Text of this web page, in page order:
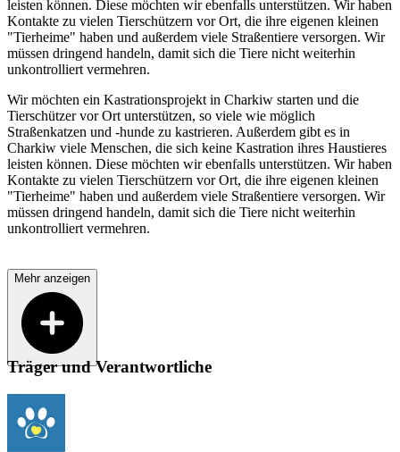
leisten können. Diese möchten wir ebenfalls unterstützen. Wir haben
Kontakte zu vielen Tierschützern vor Ort, die ihre eigenen kleinen
"Tierheime" haben und außerdem viele Straßentiere versorgen. Wir
müssen dringend handeln, damit sich die Tiere nicht weiterhin
unkontrolliert vermehren.
Wir möchten ein Kastrationsprojekt in Charkiw starten und die
Tierschützer vor Ort unterstützen, so viele wie möglich
Straßenkatzen und -hunde zu kastrieren. Außerdem gibt es in
Charkiw viele Menschen, die sich keine Kastration ihres Haustieres
leisten können. Diese möchten wir ebenfalls unterstützen. Wir haben
Kontakte zu vielen Tierschützern vor Ort, die ihre eigenen kleinen
"Tierheime" haben und außerdem viele Straßentiere versorgen. Wir
müssen dringend handeln, damit sich die Tiere nicht weiterhin
unkontrolliert vermehren.
Mehr anzeigen
Träger und Verantwortliche